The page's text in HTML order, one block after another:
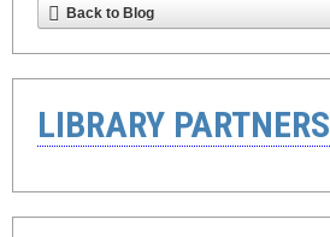
Back to Blog
LIBRARY PARTNERS